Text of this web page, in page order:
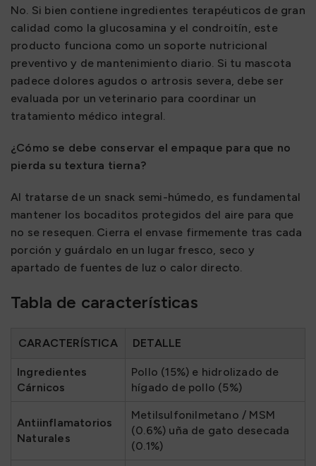
No. Si bien contiene ingredientes terapéuticos de gran
calidad como la glucosamina y el condroitín, este
producto funciona como un soporte nutricional
preventivo y de mantenimiento diario. Si tu mascota
padece dolores agudos o artrosis severa, debe ser
evaluada por un veterinario para coordinar un
tratamiento médico integral.
¿Cómo se debe conservar el empaque para que no
pierda su textura tierna?
Al tratarse de un snack semi-húmedo, es fundamental
mantener los bocaditos protegidos del aire para que
no se resequen. Cierra el envase firmemente tras cada
porción y guárdalo en un lugar fresco, seco y
apartado de fuentes de luz o calor directo.
Tabla de características
CARACTERÍSTICA DETALLE
Ingredientes
Cárnicos
Pollo (15%) e hidrolizado de
hígado de pollo (5%)
Antiinflamatorios
Naturales
Metilsulfonilmetano / MSM
(0.6%) uña de gato desecada
(0.1%)